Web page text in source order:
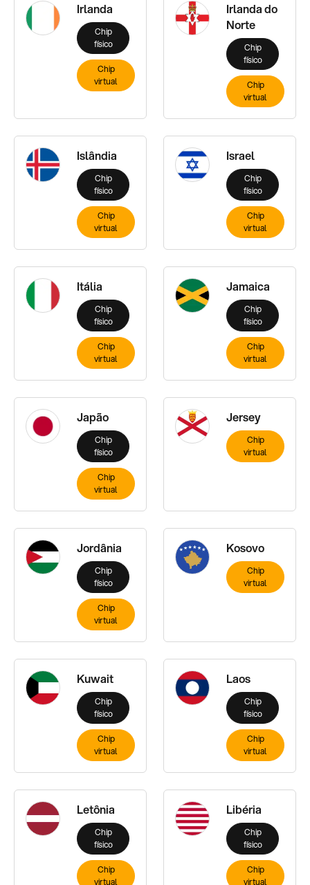
Irlanda
Chip
físico
Chip
virtual
Irlanda do
Norte
Chip
físico
Chip
virtual
Islândia
Chip
físico
Chip
virtual
Israel
Chip
físico
Chip
virtual
Itália
Chip
físico
Chip
virtual
Jamaica
Chip
físico
Chip
virtual
Japão
Chip
físico
Chip
virtual
Jersey
Chip
virtual
Jordânia
Chip
físico
Chip
virtual
Kosovo
Chip
virtual
Kuwait
Chip
físico
Chip
virtual
Laos
Chip
físico
Chip
virtual
Letônia
Chip
físico
Chip
virtual
Libéria
Chip
físico
Chip
virtual